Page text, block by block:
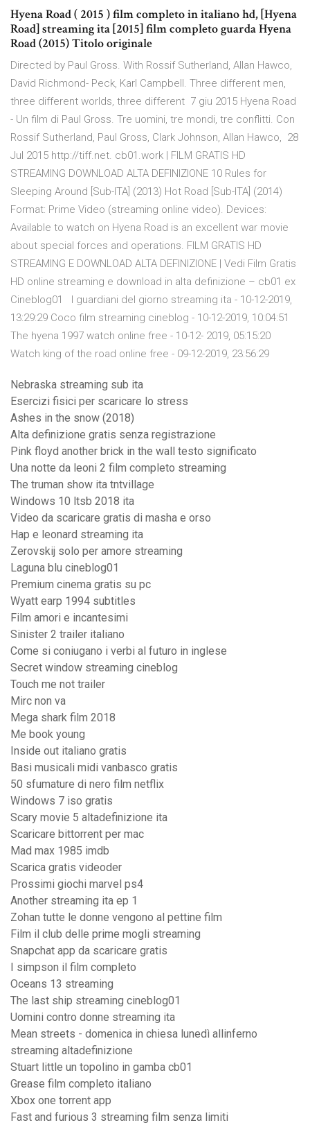
Hyena Road ( 2015 ) film completo in italiano hd, [Hyena
Road] streaming ita [2015] film completo guarda Hyena
Road (2015) Titolo originale
Directed by Paul Gross. With Rossif Sutherland, Allan Hawco,
David Richmond- Peck, Karl Campbell. Three different men,
three different worlds, three different 7 giu 2015 Hyena Road
- Un film di Paul Gross. Tre uomini, tre mondi, tre conflitti. Con
Rossif Sutherland, Paul Gross, Clark Johnson, Allan Hawco, 28
Jul 2015 http://tiff.net. cb01.work | FILM GRATIS HD
STREAMING DOWNLOAD ALTA DEFINIZIONE 10 Rules for
Sleeping Around [Sub-ITA] (2013) Hot Road [Sub-ITA] (2014)
Format: Prime Video (streaming online video). Devices:
Available to watch on Hyena Road is an excellent war movie
about special forces and operations. FILM GRATIS HD
STREAMING E DOWNLOAD ALTA DEFINIZIONE | Vedi Film Gratis
HD online streaming e download in alta definizione – cb01 ex
Cineblog01 I guardiani del giorno streaming ita - 10-12-2019,
13:29:29 Coco film streaming cineblog - 10-12-2019, 10:04:51
The hyena 1997 watch online free - 10-12- 2019, 05:15:20
Watch king of the road online free - 09-12-2019, 23:56:29
Nebraska streaming sub ita
Esercizi fisici per scaricare lo stress
Ashes in the snow (2018)
Alta definizione gratis senza registrazione
Pink floyd another brick in the wall testo significato
Una notte da leoni 2 film completo streaming
The truman show ita tntvillage
Windows 10 ltsb 2018 ita
Video da scaricare gratis di masha e orso
Hap e leonard streaming ita
Zerovskij solo per amore streaming
Laguna blu cineblog01
Premium cinema gratis su pc
Wyatt earp 1994 subtitles
Film amori e incantesimi
Sinister 2 trailer italiano
Come si coniugano i verbi al futuro in inglese
Secret window streaming cineblog
Touch me not trailer
Mirc non va
Mega shark film 2018
Me book young
Inside out italiano gratis
Basi musicali midi vanbasco gratis
50 sfumature di nero film netflix
Windows 7 iso gratis
Scary movie 5 altadefinizione ita
Scaricare bittorrent per mac
Mad max 1985 imdb
Scarica gratis videoder
Prossimi giochi marvel ps4
Another streaming ita ep 1
Zohan tutte le donne vengono al pettine film
Film il club delle prime mogli streaming
Snapchat app da scaricare gratis
I simpson il film completo
Oceans 13 streaming
The last ship streaming cineblog01
Uomini contro donne streaming ita
Mean streets - domenica in chiesa lunedì allinferno
streaming altadefinizione
Stuart little un topolino in gamba cb01
Grease film completo italiano
Xbox one torrent app
Fast and furious 3 streaming film senza limiti